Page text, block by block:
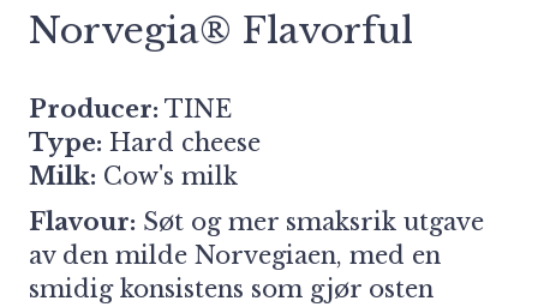
Norvegia® Flavorful
Producer: TINE
Type: Hard cheese
Milk: Cow's milk
Flavour: Søt og mer smaksrik utgave
av den milde Norvegiaen, med en
smidig konsistens som gjør osten